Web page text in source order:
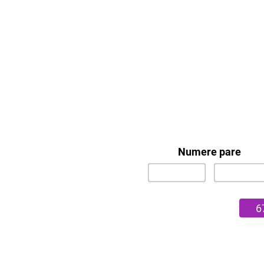
Numere pare